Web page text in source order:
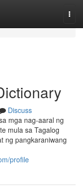
Discuss
mga nag-aaral ng
mula sa Tagalog
ng pangkaraniwang
profile